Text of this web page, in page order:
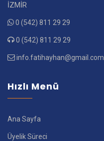
İZMİR
0 (542) 811 29 29
0 (542) 811 29 29
info.fatihayhan@gmail.com
Hızlı Menü
Ana Sayfa
Üyelik Süreci